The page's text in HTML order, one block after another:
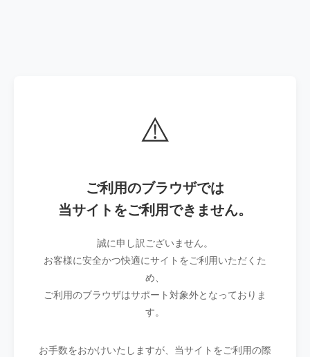
⚠️
ご利用のブラウザでは
当サイトをご利用できません。
誠に申し訳ございません。
お客様に安全かつ快適にサイトをご利用いただくた
め、
ご利用のブラウザはサポート対象外となっておりま
す。
お手数をおかけいたしますが、当サイトをご利用の際